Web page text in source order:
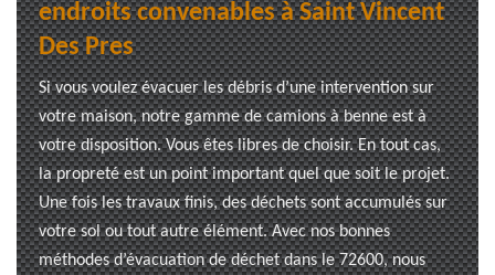
endroits convenables à Saint Vincent
Des Pres
Si vous voulez évacuer les débris d’une intervention sur
votre maison, notre gamme de camions à benne est à
votre disposition. Vous êtes libres de choisir. En tout cas,
la propreté est un point important quel que soit le projet.
Une fois les travaux finis, des déchets sont accumulés sur
votre sol ou tout autre élément. Avec nos bonnes
méthodes d’évacuation de déchet dans le 72600, nous